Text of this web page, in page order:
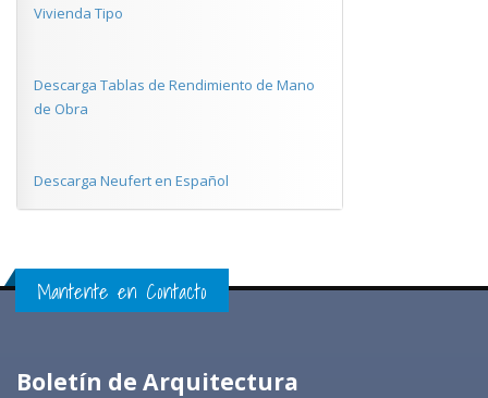
Vivienda Tipo
Descarga Tablas de Rendimiento de Mano
de Obra
Descarga Neufert en Español
Mantente en Contacto
Boletín de Arquitectura